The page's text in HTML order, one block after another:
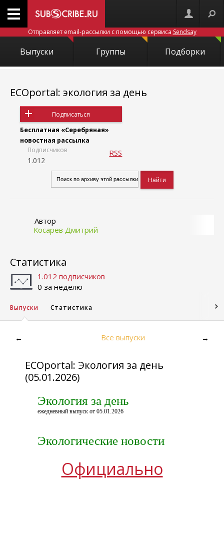
Отправляет email-рассылки с помощью сервиса Sendsay
Выпуски Группы Подборки
ECOportal: экология за день
Подписаться
Бесплатная «Серебряная»
новостная рассылка
Подписчиков
1.012
RSS
Автор
Косарев Дмитрий
Статистика
1.012 подписчиков
0 за неделю
Выпуски Статистика
← Все выпуски →
ECOportal: Экология за день
(05.01.2026)
Экология за день
ежедневный выпуск от 05.01.2026
Экологические новости
Официально